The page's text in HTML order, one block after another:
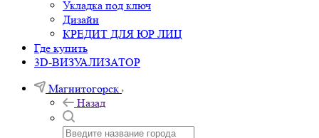
Укладка под ключ
Дизайн
КРЕДИТ ДЛЯ ЮР ЛИЦ
Где купить
3D-ВИЗУАЛИЗАТОР
Магнитогорск
Назад